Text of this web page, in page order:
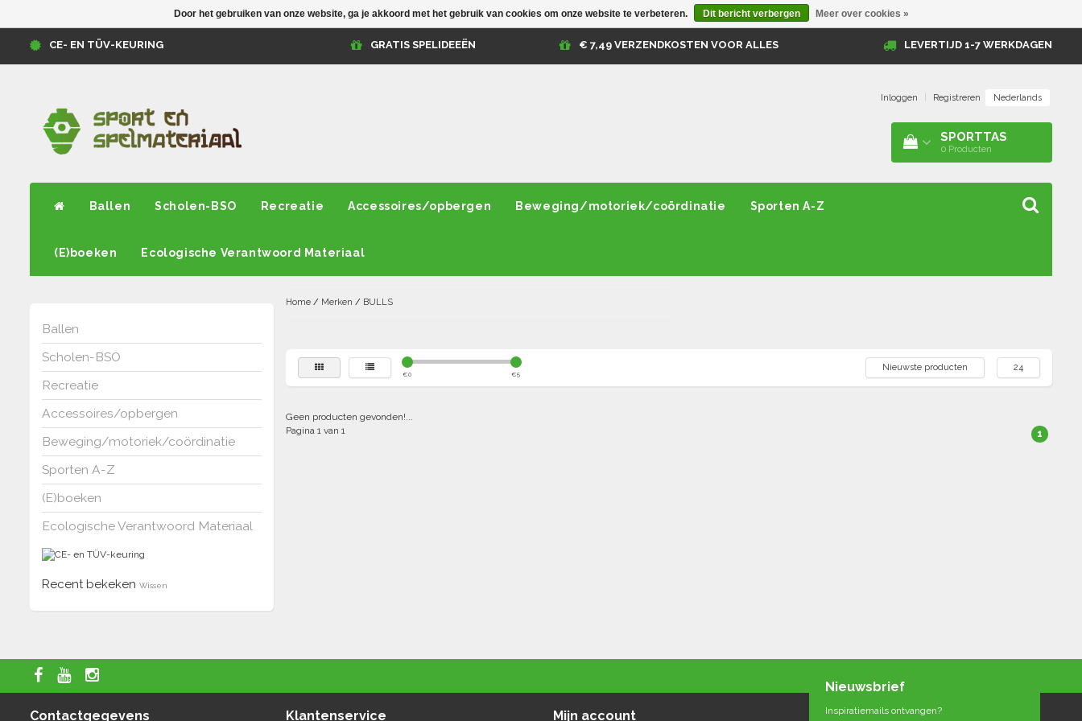
CE- EN TÜV-KEURING GRATIS SPELIDEEËN € 7,49 VERZENDKOSTEN VOOR ALLES LEVERTIJD 1-7 WERKDAGEN
Inloggen Registreren Nederlands
SPORTTAS
0 Producten
Ballen Scholen-BSO Recreatie Accessoires/opbergen Beweging/motoriek/coördinatie Sporten A-Z
(E)boeken Ecologische Verantwoord Materiaal
Ballen
Scholen-BSO
Recreatie
Accessoires/opbergen
Beweging/motoriek/coördinatie
Sporten A-Z
(E)boeken
Ecologische Verantwoord Materiaal
Recent bekeken Wissen
Home/ Merken / BULLS
€0 €5
Nieuwste producten 24
Geen producten gevonden!...
Pagina 1 van 1
1
Contactgegevens Klantenservice Mijn account
Nieuwsbrief
Inspiratiemails ontvangen?
Door het gebruiken van onze website, ga je akkoord met het gebruik van cookies om onze website te verbeteren. Dit bericht verbergen Meer over cookies »